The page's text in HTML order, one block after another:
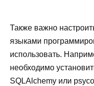
Также важно
языками
использовать.
необходимо
SQLAlchemy или